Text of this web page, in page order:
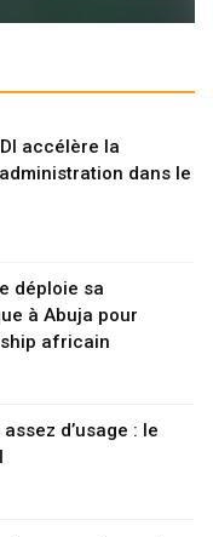
accélère la
dans le
déploie sa
à Abuja pour
africain
d’usage : le